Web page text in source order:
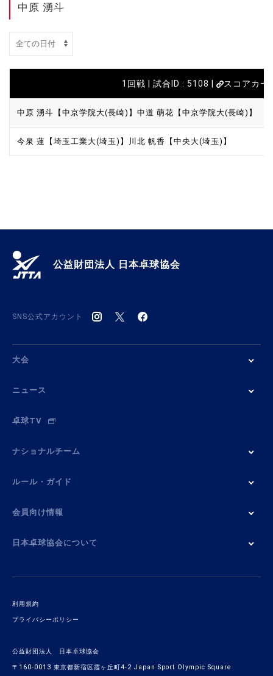
中原 湧斗
1回戦 | 試合ID : 5108 | スコアカー
中原 湧斗【中京学院大(長崎)】 中道 萌花【中京学院大(長崎)】
今泉 蓮【埼玉工業大(埼玉)】 川北 帆香【中央大(埼玉)】
公益財団法人 日本卓球協会
SNS公式アカウント
大会
ニュース
卓球TV
ナショナルチーム
ルール・ガイド
会員向け情報
日本卓球協会について
利用規約
プライバシーポリシー
公益財団法人 日本卓球協会
〒160-0013 東京都新宿区霞ヶ丘町4-2 Japan Sport Olympic Square